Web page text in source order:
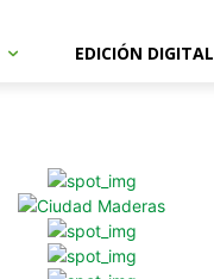
EDICIÓN DIGITAL